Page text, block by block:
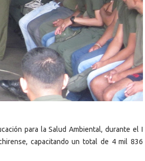
para la Salud Ambiental, durante el I
capacitando un total de 4 mil 836